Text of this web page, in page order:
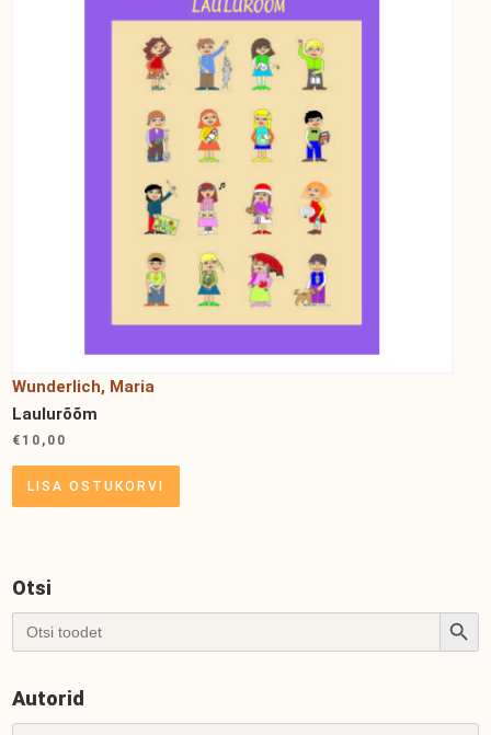
Wunderlich, Maria
Laulurõõm
€ 10,00
LISA OSTUKORVI
Otsi
Search
for:
Search Button
Autorid